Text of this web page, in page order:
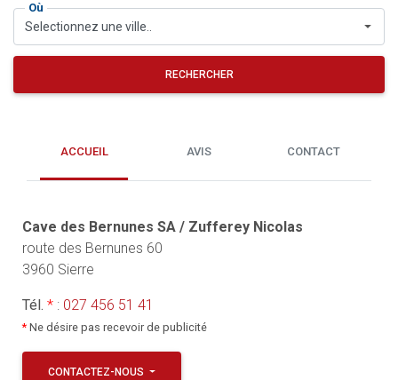
Où
Selectionnez une ville..
RECHERCHER
ACCUEIL AVIS CONTACT
Cave des Bernunes SA / Zufferey Nicolas
route des Bernunes 60
3960 Sierre
Tél. *: 027 456 51 41
*Ne désire pas recevoir de publicité
CONTACTEZ-NOUS